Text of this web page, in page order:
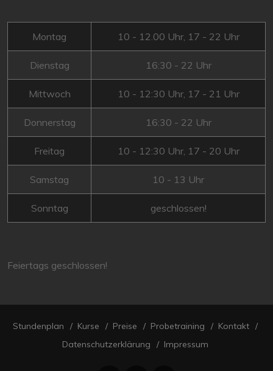
Montag 10 - 12.00 Uhr, 17 - 22 Uhr
Dienstag 16:30 - 22 Uhr
Mittwoch 10 - 12:30 Uhr, 17 - 21 Uhr
Donnerstag 16:30 - 22 Uhr
Freitag 10 - 12:30 Uhr, 17 - 20 Uhr
Samstag 10 - 13 Uhr
Sonntag geschlossen!
Feiertags geschlossen!
Stundenplan Kurse Preise Probetraining
Kontakt
Datenschutzerklärung
Impressum